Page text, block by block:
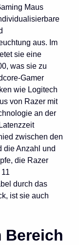
Maus
aus. Im
sie eine
was sie zu
Gamer
wie Logitech
von Razer mit
an der
zwischen den
die Anzahl und
die Razer
durch das
ist sie auch
Bereich